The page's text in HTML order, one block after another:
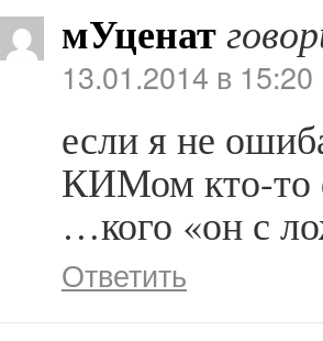
мУценат
13.01.2014 в 15:20
если я не
КИМом кто-то
…кого «он с
Ответить